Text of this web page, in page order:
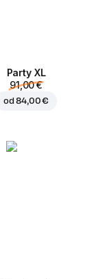
Party XL
91,00 €
od84,00 €